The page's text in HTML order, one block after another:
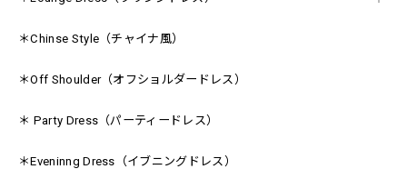
＊Chinse Style（チャイナ風）
＊Off Shoulder（オフショルダードレス）
＊ Party Dress（パーティードレス）
＊Eveninng Dress（イブニングドレス）